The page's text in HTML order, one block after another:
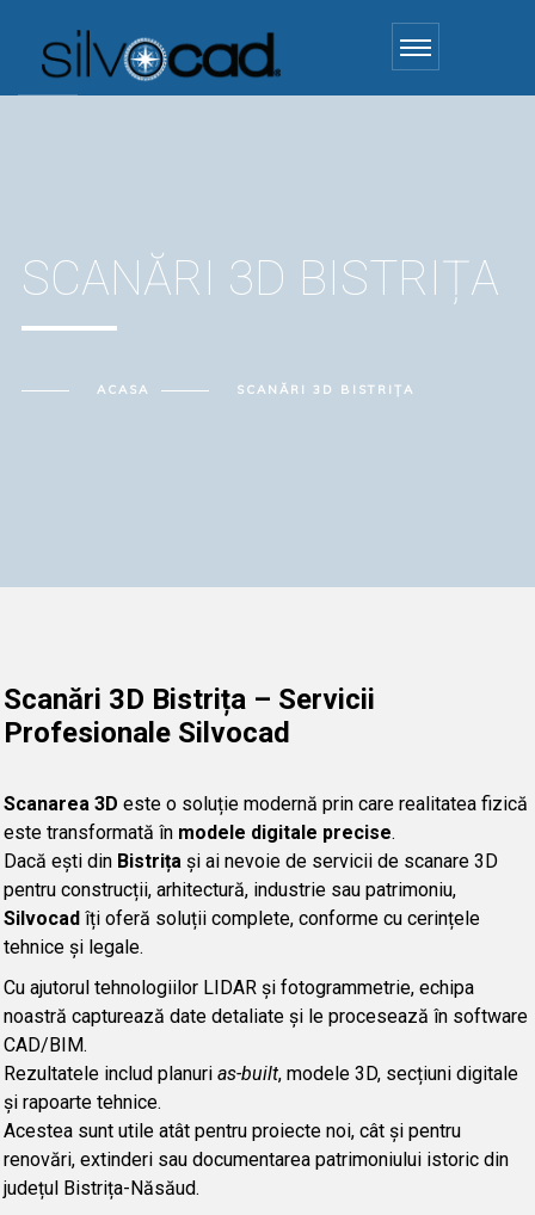
SCANĂRI 3D BISTRIȚA
ACASA SCANĂRI 3D BISTRIȚA
Scanări 3D Bistrița – Servicii
Profesionale Silvocad
Scanarea 3D este o soluție modernă prin care realitatea fizică
este transformată în modele digitale precise.
Dacă ești din Bistrițași ai nevoie de servicii de scanare 3D
pentru construcții, arhitectură, industrie sau patrimoniu,
Silvocadîți oferă soluții complete, conforme cu cerințele
tehnice și legale.
Cu ajutorul tehnologiilor LIDAR și fotogrammetrie, echipa
noastră capturează date detaliate și le procesează în software
CAD/BIM.
Rezultatele includ planuri as-built, modele 3D, secțiuni digitale
și rapoarte tehnice.
Acestea sunt utile atât pentru proiecte noi, cât și pentru
renovări, extinderi sau documentarea patrimoniului istoric din
județul Bistrița-Năsăud.